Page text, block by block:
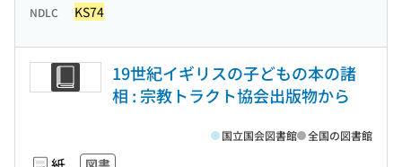
NDLC KS74
19世紀イギリスの子どもの本の諸
相 : 宗教トラクト協会出版物から
国立国会図書館 全国の図書館